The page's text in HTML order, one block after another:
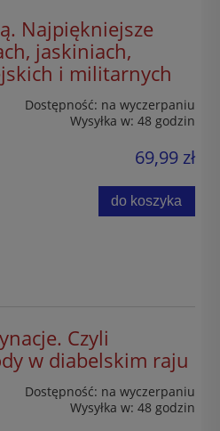
Najpiękniejsze
jaskiniach,
i militarnych
Dostępność: na wyczerpaniu
Wysyłka w: 48 godzin
69,99 zł
do koszyka
Czyli
w diabelskim raju
Dostępność: na wyczerpaniu
Wysyłka w: 48 godzin